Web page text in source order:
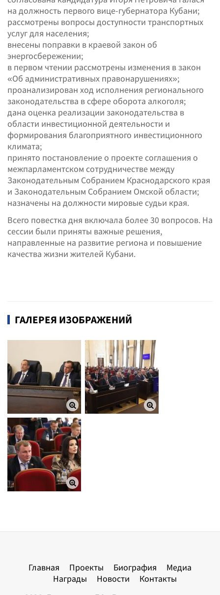
на должность первого вице-губернатора Кубани;
рассмотрены вопросы доступности транспортных
услуг для населения;
внесены поправки в краевой закон об
энергосбережении;
в первом чтении рассмотрены изменения в закон
«Об административных правонарушениях»;
проанализирован ход исполнения регионального
законодательства в сфере оборота алкоголя;
дана оценка реализации законодательства в
области инвестиционной деятельности и
формирования благоприятного инвестиционного
климата;
принято постановление о проекте соглашения о
межпарламентском сотрудничестве между
Законодательным Собранием Краснодарского края
и Законодательным Собранием Омской области;
назначены на должности мировые судьи края.
Всего повестка дня включала более 30 вопросов. На
сессии были приняты важные решения,
направленные на развитие региона и повышение
качества жизни жителей Кубани.
ГАЛЕРЕЯ ИЗОБРАЖЕНИЙ
Главная Проекты Биография
Медиа
Награды
Новости Контакты